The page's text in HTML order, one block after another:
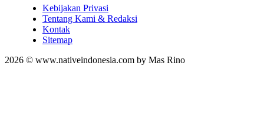
Kebijakan Privasi
Tentang Kami & Redaksi
Kontak
Sitemap
2026 © www.nativeindonesia.com by Mas Rino